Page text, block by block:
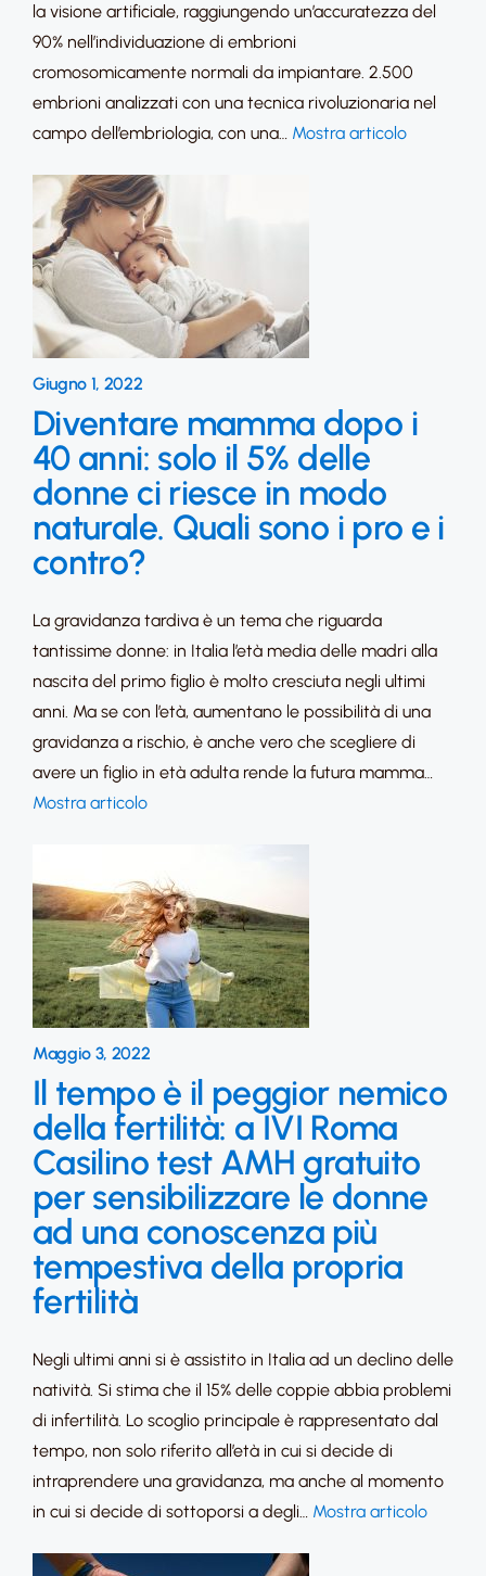
la visione artificiale, raggiungendo un’accuratezza del
90% nell’individuazione di embrioni
cromosomicamente normali da impiantare. 2.500
embrioni analizzati con una tecnica rivoluzionaria nel
campo dell’embriologia, con una… Mostra articolo
Giugno 1, 2022
Diventare mamma dopo i
40 anni: solo il 5% delle
donne ci riesce in modo
naturale. Quali sono i pro e i
contro?
La gravidanza tardiva è un tema che riguarda
tantissime donne: in Italia l’età media delle madri alla
nascita del primo figlio è molto cresciuta negli ultimi
anni. Ma se con l’età, aumentano le possibilità di una
gravidanza a rischio, è anche vero che scegliere di
avere un figlio in età adulta rende la futura mamma…
Mostra articolo
Maggio 3, 2022
Il tempo è il peggior nemico
della fertilità: a IVI Roma
Casilino test AMH gratuito
per sensibilizzare le donne
ad una conoscenza più
tempestiva della propria
fertilità
Negli ultimi anni si è assistito in Italia ad un declino delle
natività. Si stima che il 15% delle coppie abbia problemi
di infertilità. Lo scoglio principale è rappresentato dal
tempo, non solo riferito all’età in cui si decide di
intraprendere una gravidanza, ma anche al momento
in cui si decide di sottoporsi a degli… Mostra articolo